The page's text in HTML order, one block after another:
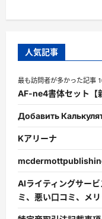
人気記事
最も訪問者が多かった記事
AF-ne4書体セット【
Добавить
Kアリーナ
AIライティングサー
ミ、悪い口コミ、メ